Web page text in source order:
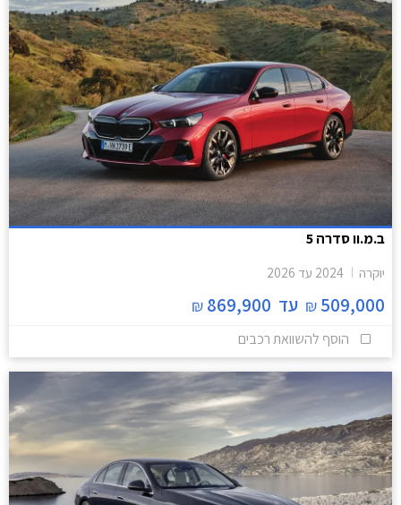
ב.מ.וו סדרה 5
יוקרה 2024 עד 2026
509,000
₪ עד 869,900
₪
הוסף להשוואת רכבים